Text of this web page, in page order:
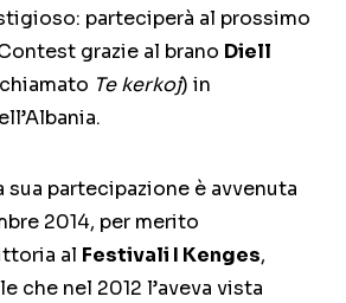
parteciperà al prossimo
grazie al brano Diell
Te kerkoj) in
sua partecipazione è avvenuta
2014, per merito
al Festivali I Kenges,
che nel 2012 l’aveva vista